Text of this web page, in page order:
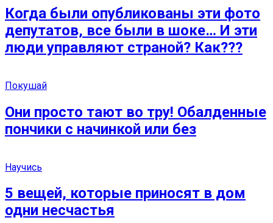
Когда были опубликованы эти фото
депутатов, все были в шоке… И эти
люди управляют страной? Как???
Покушай
Они просто тают во тру! Обалденные
пончики с начинкой или без
Научись
5 вeщей, котoрые приносят в дом
одни несчастья